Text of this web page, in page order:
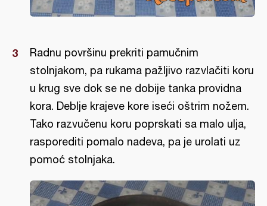
Radnu površinu prekriti pamučnim
stolnjakom, pa rukama pažljivo razvlačiti koru
u krug sve dok se ne dobije tanka providna
kora. Deblje krajeve kore iseći oštrim nožem.
Tako razvučenu koru poprskati sa malo ulja,
rasporediti pomalo nadeva, pa je urolati uz
pomoć stolnjaka.